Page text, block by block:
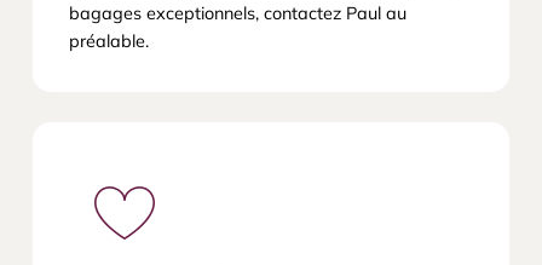
bagages exceptionnels, contactez Paul au
préalable.